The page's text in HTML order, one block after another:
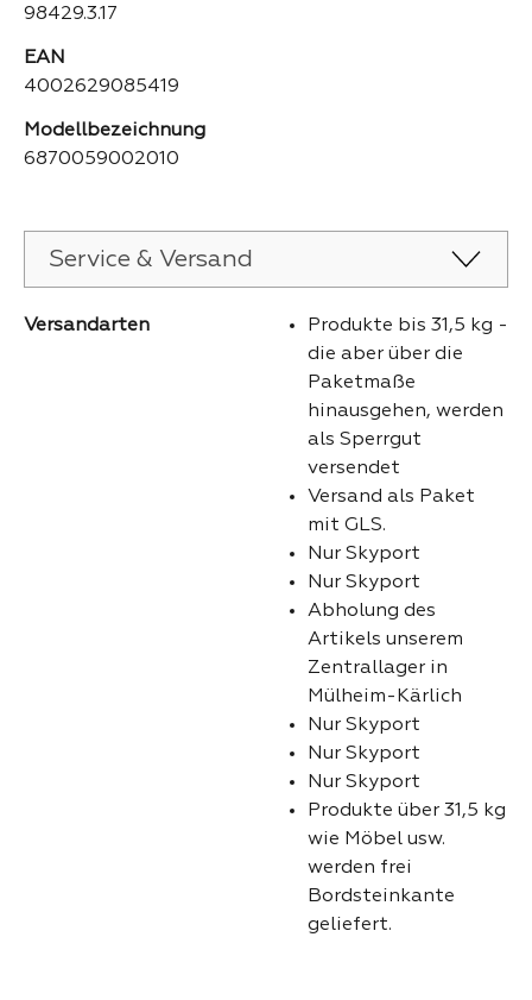
98429.3.17
EAN
4002629085419
Modellbezeichnung
6870059002010
Service & Versand
Versandarten
Produkte bis 31,5 kg -
die aber über die
Paketmaße
hinausgehen, werden
als Sperrgut
versendet
Versand als Paket
mit GLS.
Nur Skyport
Nur Skyport
Abholung des
Artikels unserem
Zentrallager in
Mülheim-Kärlich
Nur Skyport
Nur Skyport
Nur Skyport
Produkte über 31,5 kg
wie Möbel usw.
werden frei
Bordsteinkante
geliefert.